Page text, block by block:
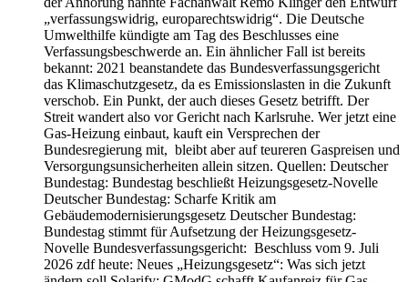
„verfassungswidrig, europarechtswidrig“. Die Deutsche
Umwelthilfe kündigte am Tag des Beschlusses eine
Verfassungsbeschwerde an. Ein ähnlicher Fall ist bereits
bekannt: 2021 beanstandete das Bundesverfassungsgericht
das Klimaschutzgesetz, da es Emissionslasten in die Zukunft
verschob. Ein Punkt, der auch dieses Gesetz betrifft. Der
Streit wandert also vor Gericht nach Karlsruhe. Wer jetzt eine
Gas-Heizung einbaut, kauft ein Versprechen der
Bundesregierung mit, bleibt aber auf teureren Gaspreisen und
Versorgungsunsicherheiten allein sitzen. Quellen: Deutscher
Bundestag: Bundestag beschließt Heizungsgesetz-Novelle
Deutscher Bundestag: Scharfe Kritik am
Gebäudemodernisierungsgesetz Deutscher Bundestag:
Bundestag stimmt für Aufsetzung der Heizungsgesetz-
Novelle Bundesverfassungsgericht: Beschluss vom 9. Juli
2026 zdf heute: Neues „Heizungsgesetz“: Was sich jetzt